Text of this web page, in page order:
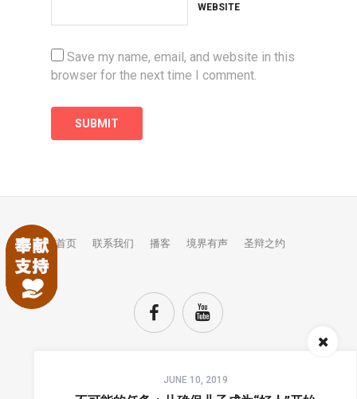
WEBSITE
Save my name, email, and website in this
browser for the next time I comment.
JUNE 10, 2019
首页 联系我们 播客 境界有声 圣辩之约
TOP